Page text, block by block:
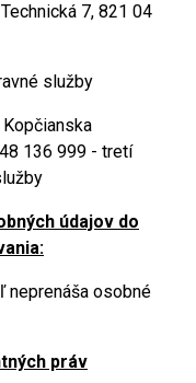
7, 821 04
služby
136 999 - tretí
údajov do
neprenáša osobné
práv